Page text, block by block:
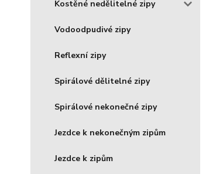
Kostěné nedělitelné zipy
Vodoodpudivé zipy
Reflexní zipy
Spirálové dělitelné zipy
Spirálové nekonečné zipy
Jezdce k nekonečným zipům
Jezdce k zipům